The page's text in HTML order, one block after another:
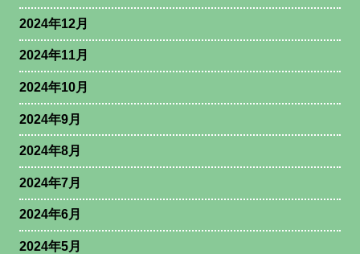
2024年12月
2024年11月
2024年10月
2024年9月
2024年8月
2024年7月
2024年6月
2024年5月